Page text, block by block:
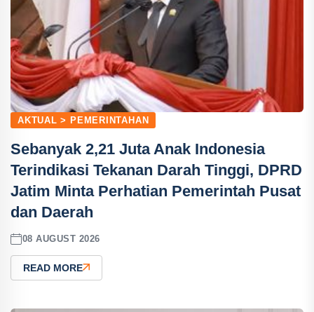
AKTUAL > PEMERINTAHAN
Sebanyak 2,21 Juta Anak Indonesia
Terindikasi Tekanan Darah Tinggi, DPRD
Jatim Minta Perhatian Pemerintah Pusat
dan Daerah
08 AUGUST 2026
READ MORE